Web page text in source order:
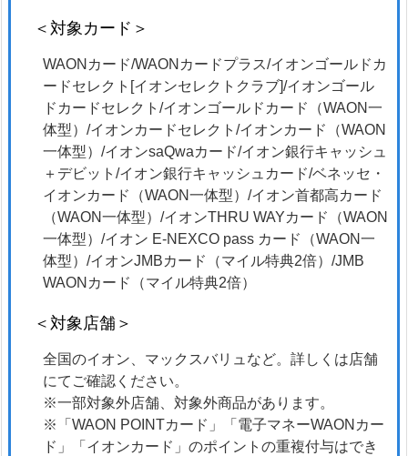
＜対象カード＞
WAONカード/WAONカードプラス/イオンゴールドカ
ードセレクト[イオンセレクトクラブ]/イオンゴール
ドカードセレクト/イオンゴールドカード（WAON一
体型）/イオンカードセレクト/イオンカード（WAON
一体型）/イオンsaQwaカード/イオン銀行キャッシュ
＋デビット/イオン銀行キャッシュカード/ベネッセ・
イオンカード（WAON一体型）/イオン首都高カード
（WAON一体型）/イオンTHRU WAYカード（WAON
一体型）/イオン E-NEXCO pass カード（WAON一
体型）/イオンJMBカード（マイル特典2倍）/JMB
WAONカード（マイル特典2倍）
＜対象店舗＞
全国のイオン、マックスバリュなど。詳しくは店舗
にてご確認ください。
※一部対象外店舗、対象外商品があります。
※「WAON POINTカード」「電子マネーWAONカー
ド」「イオンカード」のポイントの重複付与はでき